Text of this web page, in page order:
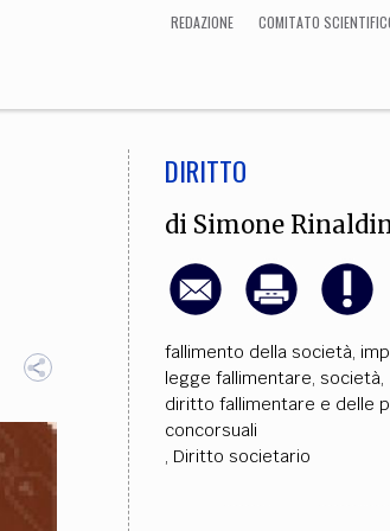
REDAZIONE COMITATO
ECONOMIA
CULTURA
Arte, Cinema, Musica,
Letteratura
DIRITTO
di Simone
fallimento della società,
legge fallimentare, società,
diritto fallimentare e delle
concorsuali
, Diritto societario